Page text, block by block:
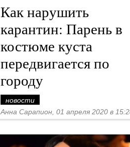
Как нарушить
карантин: Парень в
костюме куста
передвигается по
городу
новости
Анна Сарапион, 01 апреля 2020 в